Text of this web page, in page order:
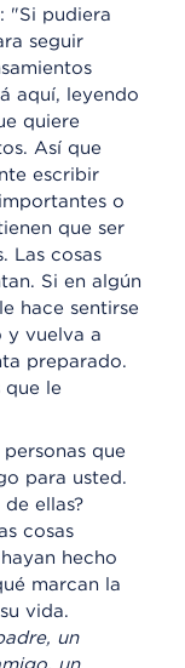
"Si pudiera
seguir
aquí, leyendo
quiere
Así que
escribir
o
que ser
Las cosas
Si en algún
hace sentirse
y vuelva a
preparado.
que le
que
para usted.
ellas?
cosas
hecho
marcan la
vida.
un